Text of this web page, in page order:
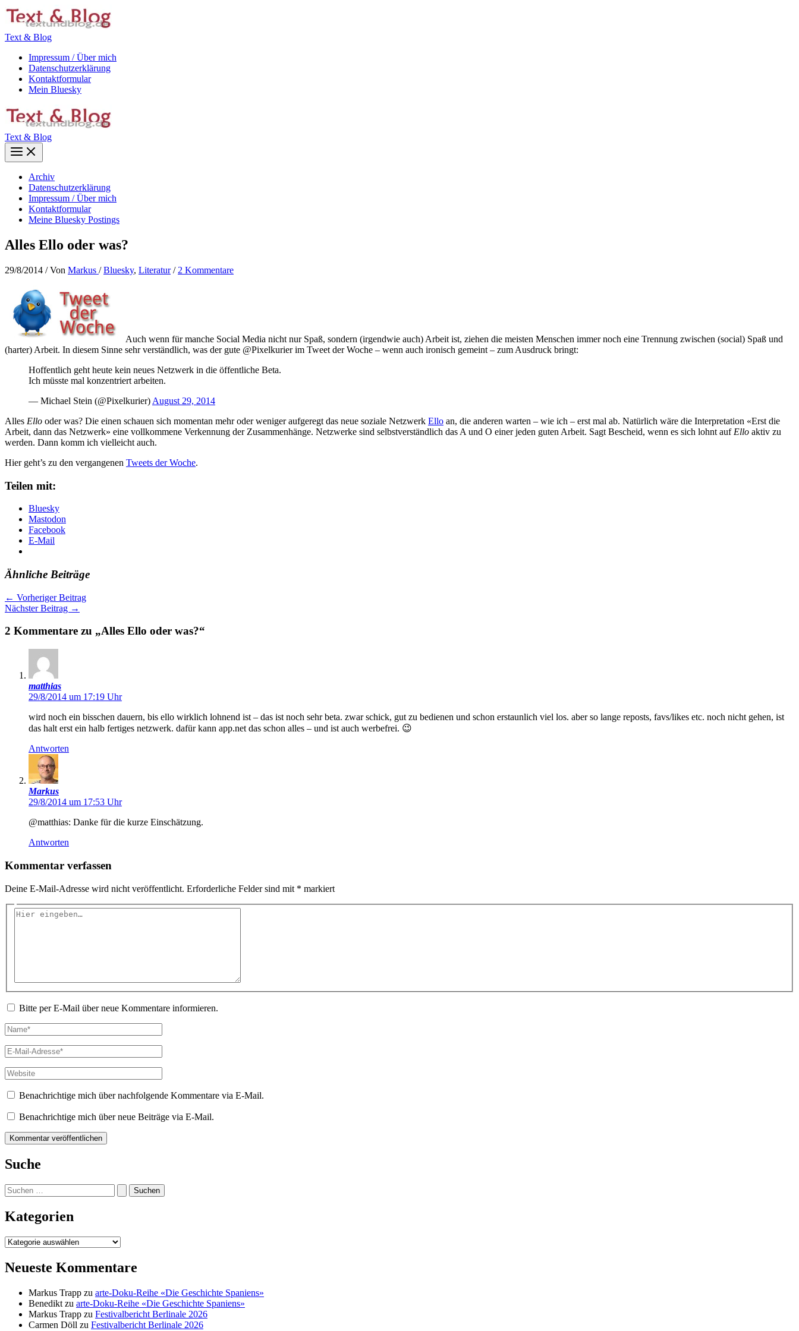
Zum
Inhalt
Text & Blog
Impressum / Über mich
Datenschutzerklärung
Kontaktformular
Mein Bluesky
Text & Blog
Main
Menu
Archiv
Datenschutzerklärung
Impressum / Über mich
Kontaktformular
Meine Bluesky Postings
Alles Ello oder was?
29/8/2014 / Von Markus /Bluesky, Literatur/ 2 Kommentare
Auch wenn für manche Social Media nicht nur Spaß, sondern (irgendwie auch) Arbeit ist, ziehen die meisten Menschen immer noch eine Trennung zwischen (social) Spaß und
(harter) Arbeit. In diesem Sinne sehr verständlich, was der gute @Pixelkurier im Tweet der Woche – wenn auch ironisch gemeint – zum Ausdruck bringt:
Hoffentlich geht heute kein neues Netzwerk in die öffentliche Beta.
Ich müsste mal konzentriert arbeiten.
— Michael Stein (@Pixelkurier) August 29, 2014
Alles Ello oder was? Die einen schauen sich momentan mehr oder weniger aufgeregt das neue soziale Netzwerk Ello an, die anderen warten – wie ich – erst mal ab. Natürlich wäre die Interpretation «Erst die
Arbeit, dann das Netzwerk» eine vollkommene Verkennung der Zusammenhänge. Netzwerke sind selbstverständlich das A und O einer jeden guten Arbeit. Sagt Bescheid, wenn es sich lohnt auf Ello aktiv zu
werden. Dann komm ich vielleicht auch.
Hier geht’s zu den vergangenen Tweets der Woche.
Teilen mit:
Bluesky
Mastodon
Facebook
E-Mail
Ähnliche Beiträge
← Vorheriger Beitrag
Nächster Beitrag →
2 Kommentare zu „Alles Ello oder was?“
matthias
29/8/2014 um 17:19 Uhr
wird noch ein bisschen dauern, bis ello wirklich lohnend ist – das ist noch sehr beta. zwar schick, gut zu bedienen und schon erstaunlich viel los. aber so lange reposts, favs/likes etc. noch nicht gehen, ist
das halt erst ein halb fertiges netzwerk. dafür kann app.net das schon alles – und ist auch werbefrei. 😉
Antworten
Markus
29/8/2014 um 17:53 Uhr
@matthias: Danke für die kurze Einschätzung.
Antworten
Kommentar verfassen
Deine E-Mail-Adresse wird nicht veröffentlicht. Erforderliche Felder sind mit * markiert
Hier
Bitte per E-Mail über neue Kommentare informieren.
Name*
E-
Mail-
Adresse*
Website
Benachrichtige mich über nachfolgende Kommentare via E-Mail.
Benachrichtige mich über neue Beiträge via E-Mail.
Suche
Suchen
nach:
Kategorien
Kategorien
Neueste Kommentare
Markus Trapp zu arte-Doku-Reihe «Die Geschichte Spaniens»
Benedikt zu arte-Doku-Reihe «Die Geschichte Spaniens»
Markus Trapp zu Festivalbericht Berlinale 2026
Carmen Döll zu Festivalbericht Berlinale 2026